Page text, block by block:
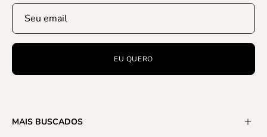
EU QUERO
MAIS BUSCADOS